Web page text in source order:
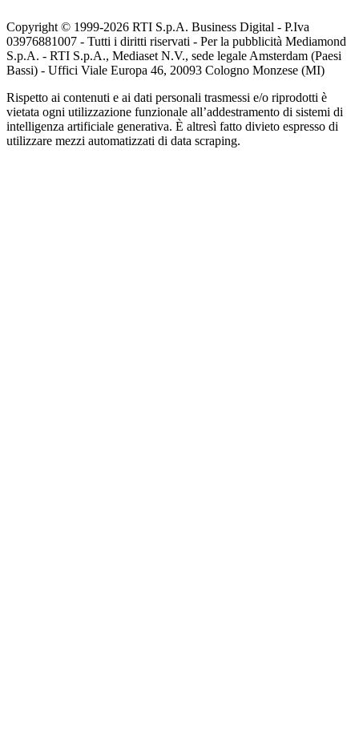
Copyright © 1999-2026 RTI S.p.A. Business Digital - P.Iva
03976881007 - Tutti i diritti riservati - Per la pubblicità Mediamond
S.p.A. - RTI S.p.A., Mediaset N.V., sede legale Amsterdam (Paesi
Bassi) - Uffici Viale Europa 46, 20093 Cologno Monzese (MI)
Rispetto ai contenuti e ai dati personali trasmessi e/o riprodotti è
vietata ogni utilizzazione funzionale all’addestramento di sistemi di
intelligenza artificiale generativa. È altresì fatto divieto espresso di
utilizzare mezzi automatizzati di data scraping.